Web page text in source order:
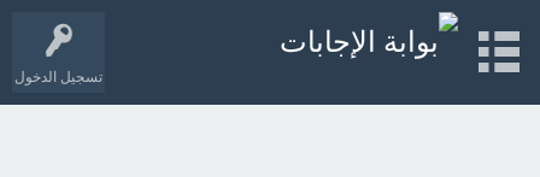
تسجيل الدخول